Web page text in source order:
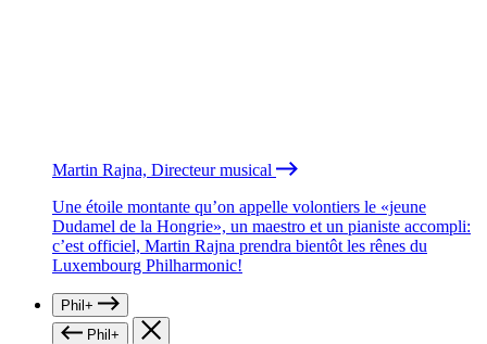
Martin Rajna, Directeur musical
Une étoile montante qu’on appelle volontiers le «jeune
Dudamel de la Hongrie», un maestro et un pianiste accompli:
c’est officiel, Martin Rajna prendra bientôt les rênes du
Luxembourg Philharmonic!
Phil+
Phil+